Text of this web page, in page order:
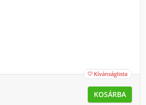
 Kívánságlista
KOSÁRBA